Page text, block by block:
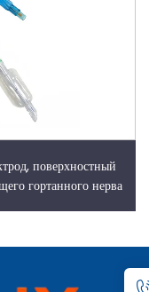
поверхностный
гортанного нерва